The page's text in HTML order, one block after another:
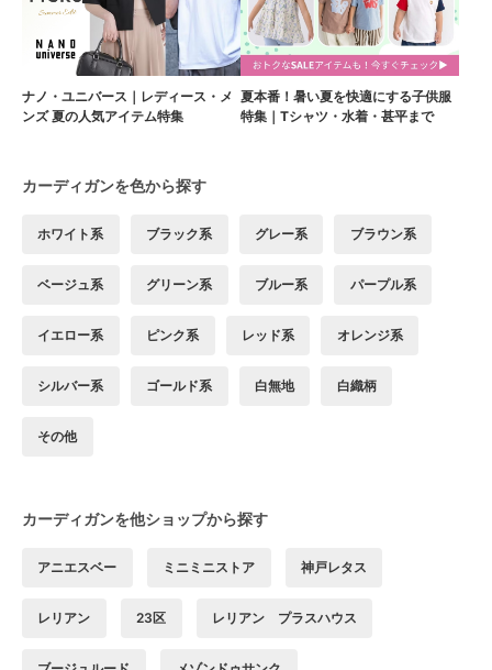
ナノ・ユニバース｜レディース・メ
ンズ 夏の人気アイテム特集
夏本番！暑い夏を快適にする子供服
特集｜Tシャツ・水着・甚平まで
カーディガンを色から探す
ホワイト系 ブラック系 グレー系 ブラウン系
ベージュ系 グリーン系 ブルー系 パープル系
イエロー系 ピンク系 レッド系 オレンジ系
シルバー系 ゴールド系 白無地 白織柄
その他
カーディガンを他ショップから探す
アニエスベー ミニミニストア 神戸レタス
レリアン 23区 レリアン プラスハウス